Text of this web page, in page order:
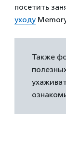
посетить
уходу
Также